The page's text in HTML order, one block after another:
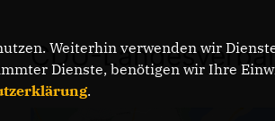
CDU-
Weiterhin verwenden wir
Dienste, benötigen wir Ihre
.